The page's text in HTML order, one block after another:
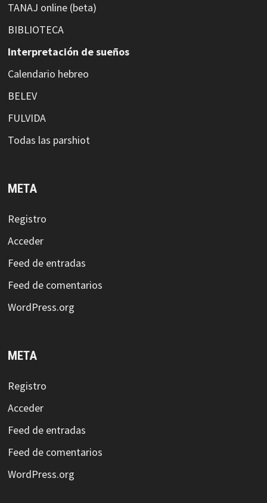
TANAJ online (beta)
BIBLIOTECA
Interpretación de sueños
Calendario hebreo
BELEV
FULVIDA
Todas las parshiot
META
Registro
Acceder
Feed de entradas
Feed de comentarios
WordPress.org
META
Registro
Acceder
Feed de entradas
Feed de comentarios
WordPress.org